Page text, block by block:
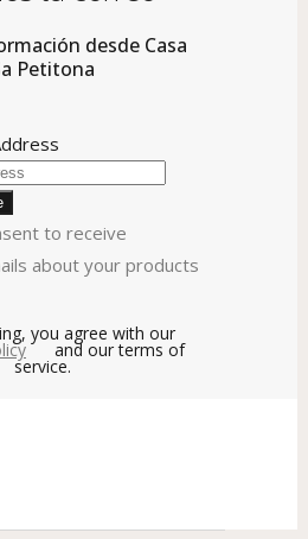
desde Casa
Petitona
to receive
about your products
you agree with our
and our terms of
service.